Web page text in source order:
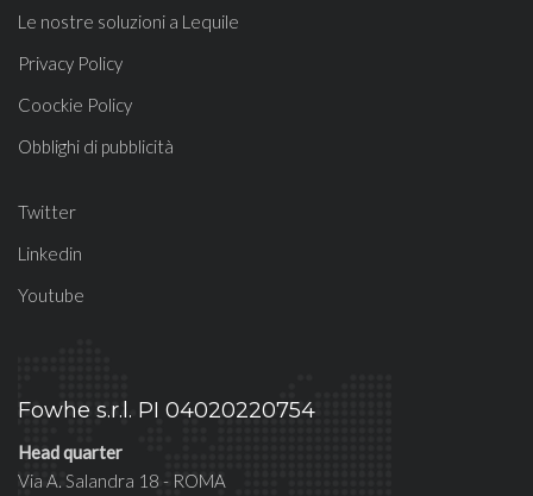
Le nostre soluzioni a Lequile
Privacy Policy
Coockie Policy
Obblighi di pubblicità
Twitter
Linkedin
Youtube
Fowhe s.r.l. PI 04020220754
Head quarter
Via A. Salandra 18 - ROMA